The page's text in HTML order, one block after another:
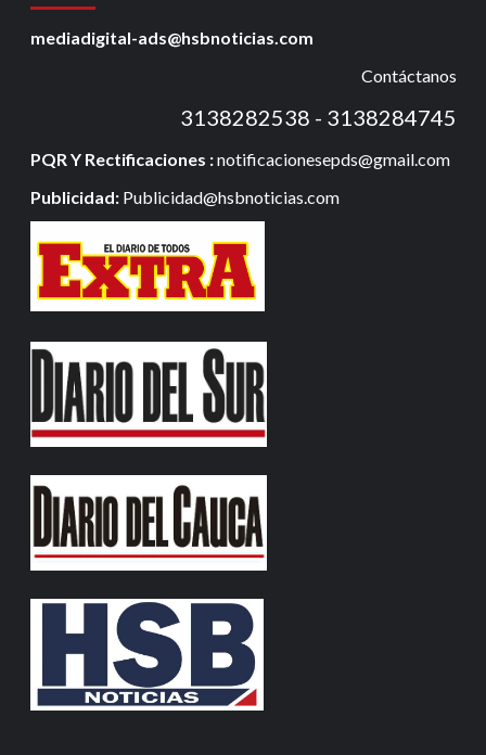
mediadigital-ads@hsbnoticias.com
Contáctanos
3138282538 - 3138284745
PQR Y Rectificaciones :notificacionesepds@gmail.com
Publicidad: Publicidad@hsbnoticias.com